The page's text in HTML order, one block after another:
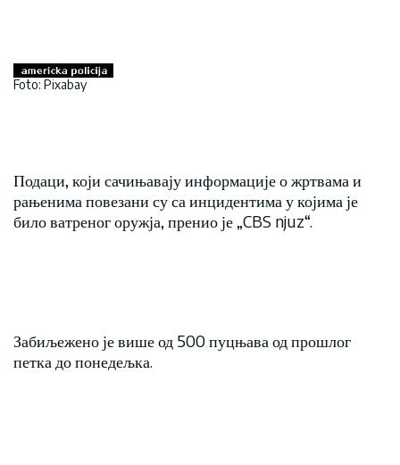
Foto: Pixabay
Подаци, који сачињавају информације о жртвама и
рањенима повезани су са инцидентима у којима је
било ватреног оружја, пренио је „CBS njuz“.
Забиљежено је више од 500 пуцњава од прошлог
петка до понедељка.